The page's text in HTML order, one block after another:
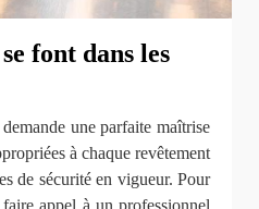
font dans les
une parfaite maîtrise
à chaque revêtement
de sécurité en vigueur. Pour
appel à un professionnel